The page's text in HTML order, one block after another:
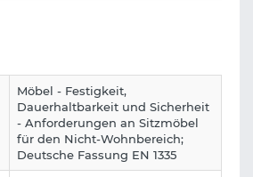
Möbel - Festigkeit,
Dauerhaltbarkeit und Sicherheit
- Anforderungen an Sitzmöbel
für den Nicht-Wohnbereich;
Deutsche Fassung EN 1335